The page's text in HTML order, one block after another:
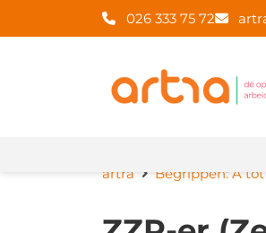
026 333 75 72
artra
Begrippen: A